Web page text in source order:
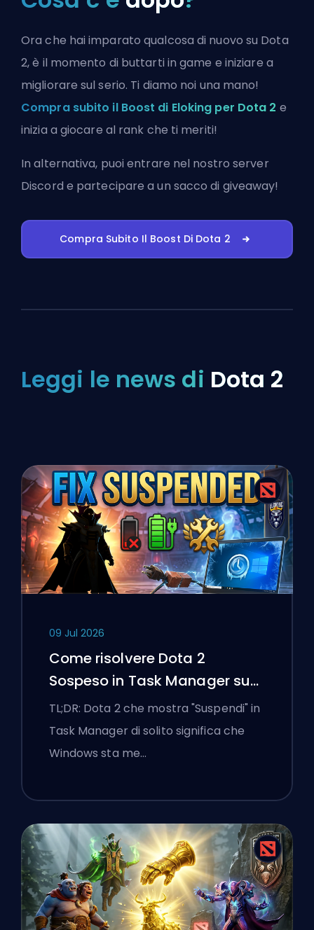
Ora che hai imparato qualcosa di nuovo su Dota
2, è il momento di buttarti in game e iniziare a
migliorare sul serio. Ti diamo noi una mano!
Compra subito il Boost di Eloking per Dota 2 e
inizia a giocare al rank che ti meriti!
In alternativa, puoientrare nel nostro server
Discord e partecipare a un sacco di giveaway!
Compra Subito Il Boost Di Dota 2
Leggi le news di Dota 2
09 Jul 2026
Come risolvere Dota 2
Sospeso in Task Manager su
un laptop Windows
TL;DR: Dota 2 che mostra "Suspendi" in
Task Manager di solito significa che
Windows sta me…